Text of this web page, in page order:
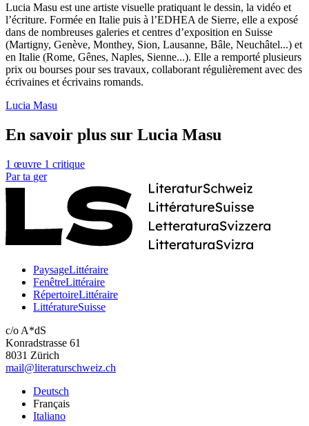
Lucia Masu est une artiste visuelle pratiquant le dessin, la vidéo et
l’écriture. Formée en Italie puis à l’EDHEA de Sierre, elle a exposé
dans de nombreuses galeries et centres d’exposition en Suisse
(Martigny, Genève, Monthey, Sion, Lausanne, Bâle, Neuchâtel...) et
en Italie (Rome, Gênes, Naples, Sienne...). Elle a remporté plusieurs
prix ou bourses pour ses travaux, collaborant régulièrement avec des
écrivaines et écrivains romands.
Lucia Masu
En savoir plus sur Lucia Masu
1 œuvre 1 critique
Par ta ger
PaysageLittéraire
FenêtreLittéraire
RépertoireLittéraire
LittératureSuisse
c/o A*dS
Konradstrasse 61
8031 Zürich
mail@literaturschweiz.ch
Deutsch
Français
Italiano